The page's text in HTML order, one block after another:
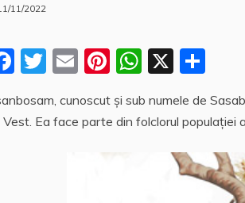
11/2022
F
c
e
T
itt
er
E
ai
l
Pi
er
e
W
at
s
X
rt
aj
e
a
cunoscut şi sub numele de
Vest. Ea face parte din folclorul populaţiei